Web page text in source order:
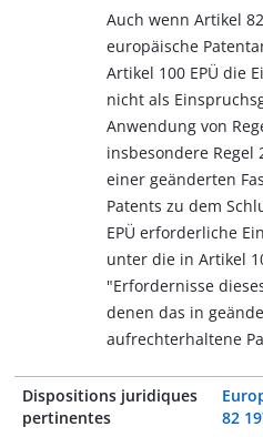
Auch wenn Artikel
europäische
Artikel 100 EPÜ die
nicht als
Anwendung von
insbesondere Regel
einer geänderten
Patents zu dem
EPÜ erforderliche
unter die in Artikel
"Erfordernisse
denen das in
aufrechterhaltene
Dispositions juridiques
pertinentes
82